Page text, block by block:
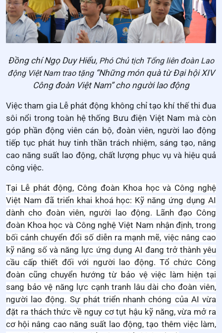
Đồng chí Ngọ Duy Hiểu, Phó Chủ tịch Tổng liên đoàn Lao
động Việt Nam trao tặng “Những món quà từ Đại hội XIV
Công đoàn Việt Nam” cho người lao động
Việc tham gia Lễ phát động không chỉ tạo khí thế thi đua
sôi nổi trong toàn hệ thống Bưu điện Việt Nam mà còn
góp phần động viên cán bộ, đoàn viên, người lao động
tiếp tục phát huy tinh thần trách nhiệm, sáng tạo, nâng
cao năng suất lao động, chất lượng phục vụ và hiệu quả
công việc.
Tại Lễ phát động, Công đoàn Khoa học và Công nghệ
Việt Nam đã triển khai khoá học: Kỹ năng ứng dụng AI
dành cho đoàn viên, người lao động. Lãnh đạo Công
đoàn Khoa học và Công nghệ Việt Nam nhận định, trong
bối cảnh chuyển đổi số diễn ra mạnh mẽ, việc nâng cao
kỹ năng số và năng lực ứng dụng AI đang trở thành yêu
cầu cấp thiết đối với người lao động. Tổ chức Công
đoàn cũng chuyển hướng từ bảo vệ việc làm hiện tại
sang bảo vệ năng lực cạnh tranh lâu dài cho đoàn viên,
người lao động. Sự phát triển nhanh chóng của AI vừa
đặt ra thách thức về nguy cơ tụt hậu kỹ năng, vừa mở ra
cơ hội nâng cao năng suất lao động, tạo thêm việc làm,